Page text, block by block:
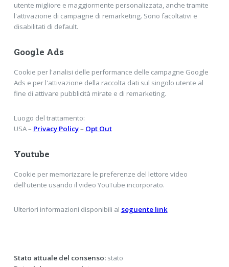
utente migliore e maggiormente personalizzata, anche tramite
l'attivazione di campagne di remarketing. Sono facoltativi e
disabilitati di default.
Google Ads
Cookie per l'analisi delle performance delle campagne Google
Ads e per l'attivazione della raccolta dati sul singolo utente al
fine di attivare pubblicità mirate e di remarketing.
Luogo del trattamento:
USA – Privacy Policy– Opt Out
Youtube
Cookie per memorizzare le preferenze del lettore video
dell'utente usando il video YouTube incorporato.
Ulteriori informazioni disponibili al seguente link
Stato attuale del consenso: stato